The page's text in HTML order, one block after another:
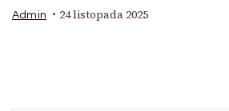
Admin 24 listopada 2025